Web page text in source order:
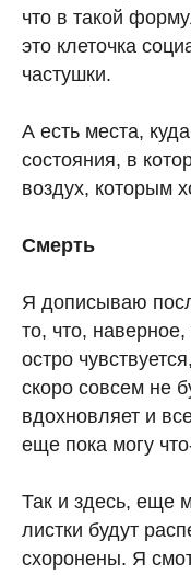
что в такой
это клеточка
частушки.
А есть места,
состояния, в
воздух, которым
Смерть
Я дописываю
то, что,
остро
скоро совсем не
вдохновляет и
еще пока могу
Так и здесь, еще
листки будут
схоронены. Я